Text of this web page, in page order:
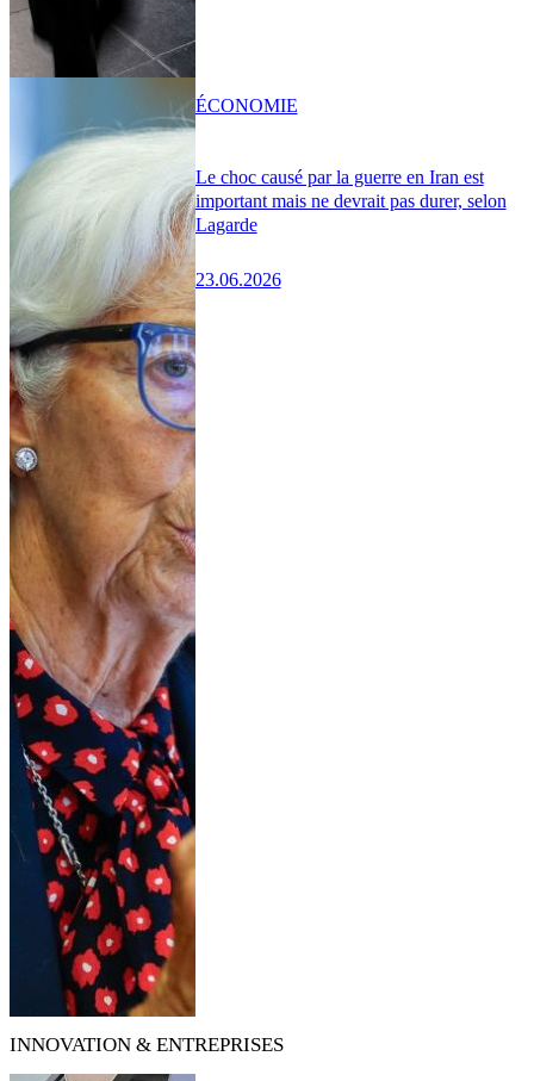
Le choc causé par la guerre en Iran est
important mais ne devrait pas durer, selon
Lagarde
23.06.2026
ÉCONOMIE
INNOVATION & ENTREPRISES